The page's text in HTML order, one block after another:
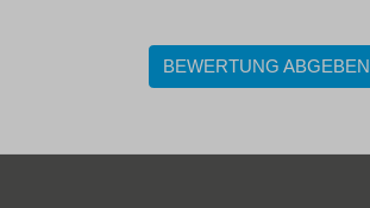
BEWERTUNG ABGEBEN